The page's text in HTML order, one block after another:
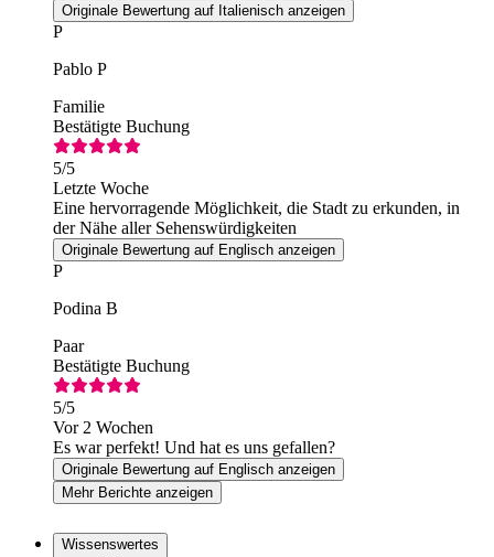
Originale Bewertung auf Italienisch anzeigen
P
Pablo P
Familie
Bestätigte Buchung
5/5
Letzte Woche
Eine hervorragende Möglichkeit, die Stadt zu erkunden, in
der Nähe aller Sehenswürdigkeiten
Originale Bewertung auf Englisch anzeigen
P
Podina B
Paar
Bestätigte Buchung
5/5
Vor 2 Wochen
Es war perfekt! Und hat es uns gefallen?
Originale Bewertung auf Englisch anzeigen
Mehr Berichte anzeigen
Wissenswertes